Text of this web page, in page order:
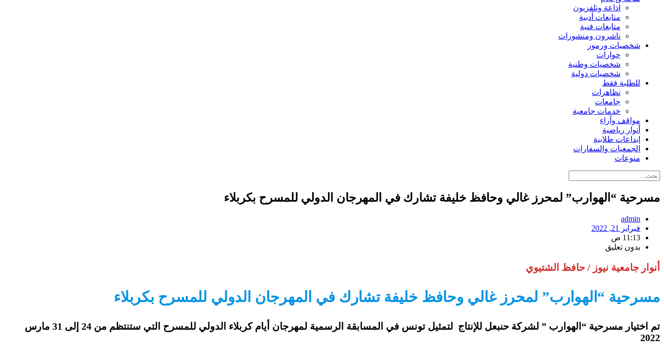
اذاعة وتلفزيون
متابعات أدبية
متابعات فنية
ناشرون ومنشورات
شخصيات ورموز
حوارات
شخصيات وطنية
شخصيات دولية
للطلبة فقط
تظاهرات
جامعات
خدمات جامعية
مواقف وآراء
أنوار رياضية
إبداعات طلابية
الجمعيات والسفارات
منوعات
مسرحية “الهوارب” لمحرز غالي وحافظ خليفة تشارك في المهرجان الدولي للمسرح بكربلاء
admin
فبراير 21, 2022
11:13 ص
بدون تعليق
أنوار جامعية نيوز / حافظ الشتيوي
مسرحية “الهوارب” لمحرز غالي وحافظ خليفة تشارك في المهرجان الدولي للمسرح بكربلاء
تم اختيار مسرحية “الهوارب ” لشركة حنبعل للإنتاج لتمثيل تونس في المسابقة الرسمية لمهرجان أيام كربلاء الدولي للمسرح التي ستنتظم من 24 إلى 31 مارس
2022